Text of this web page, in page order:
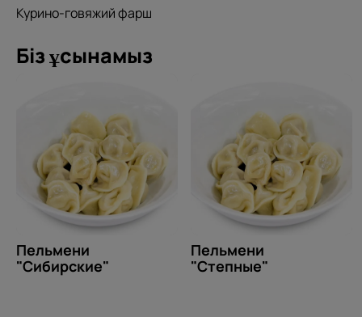
Курино-говяжий фарш
Біз ұсынамыз
Пельмени
"Сибирские"
Пельмени
"Степные"